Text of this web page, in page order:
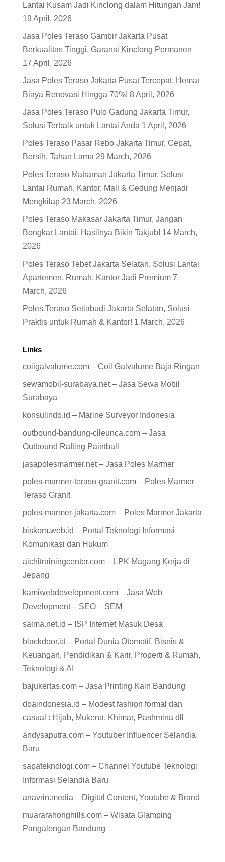
Lantai Kusam Jadi Kinclong dalam Hitungan Jam!
19 April, 2026
Jasa Poles Teraso Gambir Jakarta Pusat
Berkualitas Tinggi, Garansi Kinclong Permanen
17 April, 2026
Jasa Poles Teraso Jakarta Pusat Tercepat, Hemat
Biaya Renovasi Hingga 70%! 8 April, 2026
Jasa Poles Teraso Pulo Gadung Jakarta Timur,
Solusi Terbaik untuk Lantai Anda 1 April, 2026
Poles Teraso Pasar Rebo Jakarta Timur, Cepat,
Bersih, Tahan Lama 29 March, 2026
Poles Teraso Matraman Jakarta Timur, Solusi
Lantai Rumah, Kantor, Mall & Gedung Menjadi
Mengkilap 23 March, 2026
Poles Teraso Makasar Jakarta Timur, Jangan
Bongkar Lantai, Hasilnya Bikin Takjub! 14 March,
2026
Poles Teraso Tebet Jakarta Selatan, Solusi Lantai
Apartemen, Rumah, Kantor Jadi Premium 7
March, 2026
Poles Teraso Setiabudi Jakarta Selatan, Solusi
Praktis untuk Rumah & Kantor! 1 March, 2026
Links
coilgalvalume.com – Coil Galvalume Baja Ringan
sewamobil-surabaya.net – Jasa Sewa Mobil
Surabaya
konsulindo.id – Marine Surveyor Indonesia
outbound-bandung-cileunca.com – Jasa
Outbound Rafting Paintball
jasapolesmarmer.net – Jasa Poles Marmer
poles-marmer-teraso-granit.com – Poles Marmer
Teraso Granit
poles-marmer-jakarta.com – Poles Marmer Jakarta
biskom.web.id – Portal Teknologi Informasi
Komunikasi dan Hukum
aichitrainingcenter.com – LPK Magang Kerja di
Jepang
kamiwebdevelopment.com – Jasa Web
Development – SEO – SEM
salma.net.id – ISP Internet Masuk Desa
blackdoor.id – Portal Dunia Otomotif, Bisnis &
Keuangan, Pendidikan & Karir, Properti & Rumah,
Teknologi & AI
bajukertas.com – Jasa Printing Kain Bandung
doaindonesia.id – Modest fashion formal dan
casual : Hijab, Mukena, Khimar, Pashmina dll
andysaputra.com – Youtuber Influencer Selandia
Baru
sapateknologi.com – Channel Youtube Teknologi
Informasi Selandia Baru
anavrin.media – Digital Content, Youtube & Brand
muararahonghills.com – Wisata Glamping
Pangalengan Bandung